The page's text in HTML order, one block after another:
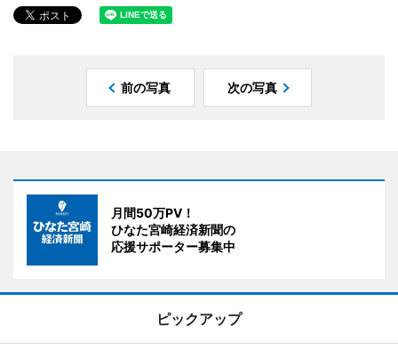
前の写真 次の写真
月間50万PV！
ひなた宮崎経済新聞の
応援サポーター募集中
ピックアップ